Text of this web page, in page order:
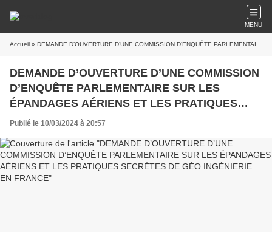
MENU
Accueil » DEMANDE D’OUVERTURE D’UNE COMMISSION D’ENQUÊTE PARLEMENTAIRE SUR LES ÉPANDAGES AÉRIENS ET LES PRATIQUES SECRÈTES DE GÉO INGÉNIERIE EN FRANCE
DEMANDE D’OUVERTURE D’UNE COMMISSION
D’ENQUÊTE PARLEMENTAIRE SUR LES
ÉPANDAGES AÉRIENS ET LES PRATIQUES
SECRÈTES DE GÉO INGÉNIERIE EN FRANCE
Publié le 10/03/2024 à 20:57